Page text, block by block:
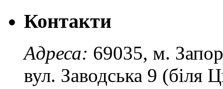
Контакти
Адреса: 69035, м.
вул. Заводська 9 (біля